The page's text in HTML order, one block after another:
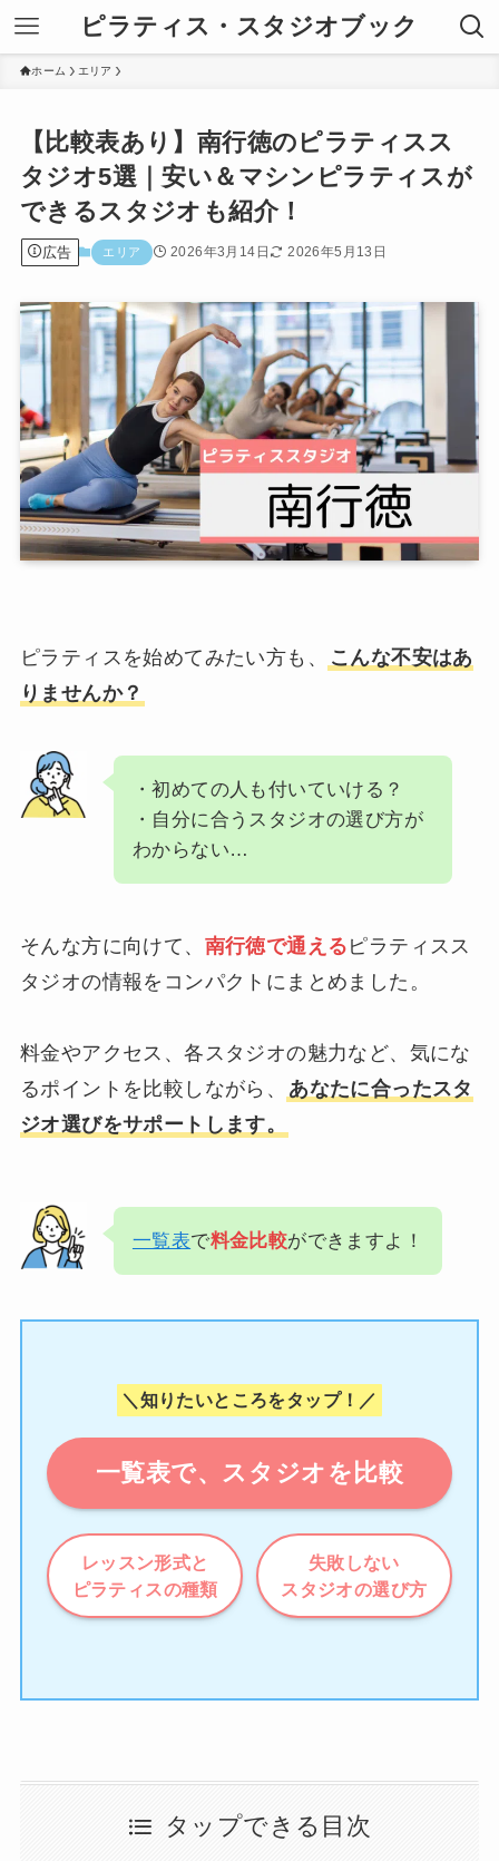
ピラティス・スタジオブック
ホーム エリア
【比較表あり】南行徳のピラティスス
タジオ5選｜安い＆マシンピラティスが
できるスタジオも紹介！
広告 エリア 2026年3月14日 2026年5月13日
ピラティスを始めてみたい方も、
こんな不安はあ
りませんか？
・初めての人も付いていける？
・自分に合うスタジオの選び方が
わからない…
そんな方に向けて、 南行徳で通える ピラティスス
タジオの情報をコンパクトにまとめました。
料金やアクセス、各スタジオの魅力など、気にな
るポイントを比較しながら、
あなたに合ったスタ
ジオ選びをサポートします。
一覧表で料金比較ができますよ！
＼知りたいところをタップ！／
一覧表で、スタジオを比較
レッスン形式と
ピラティスの種類
失敗しない
スタジオの選び方
タップできる目次